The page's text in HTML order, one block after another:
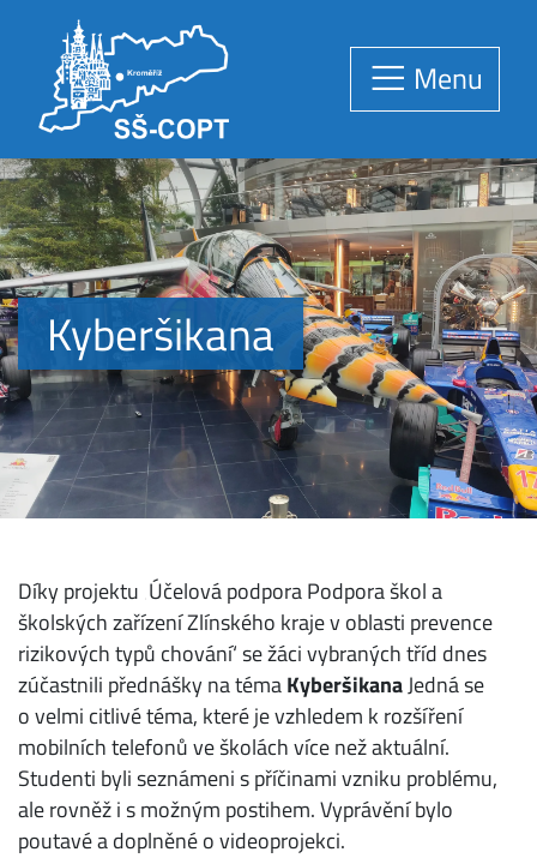
Menu
Kyberšikana
Díky projektu ‚Účelová podpora Podpora škol a
školských zařízení Zlínského kraje v oblasti prevence
rizikových typů chování‘ se žáci vybraných tříd dnes
zúčastnili přednášky na témaKyberšikanaJedná se
o velmi citlivé téma, které je vzhledem k rozšíření
mobilních telefonů ve školách více než aktuální.
Studenti byli seznámeni s příčinami vzniku problému,
ale rovněž i s možným postihem. Vyprávění bylo
poutavé a doplněné o videoprojekci.